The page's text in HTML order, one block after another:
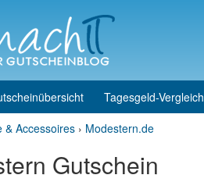
Tagesgeld-Vergleich
& Accessoires › Modestern.de
Gutschein